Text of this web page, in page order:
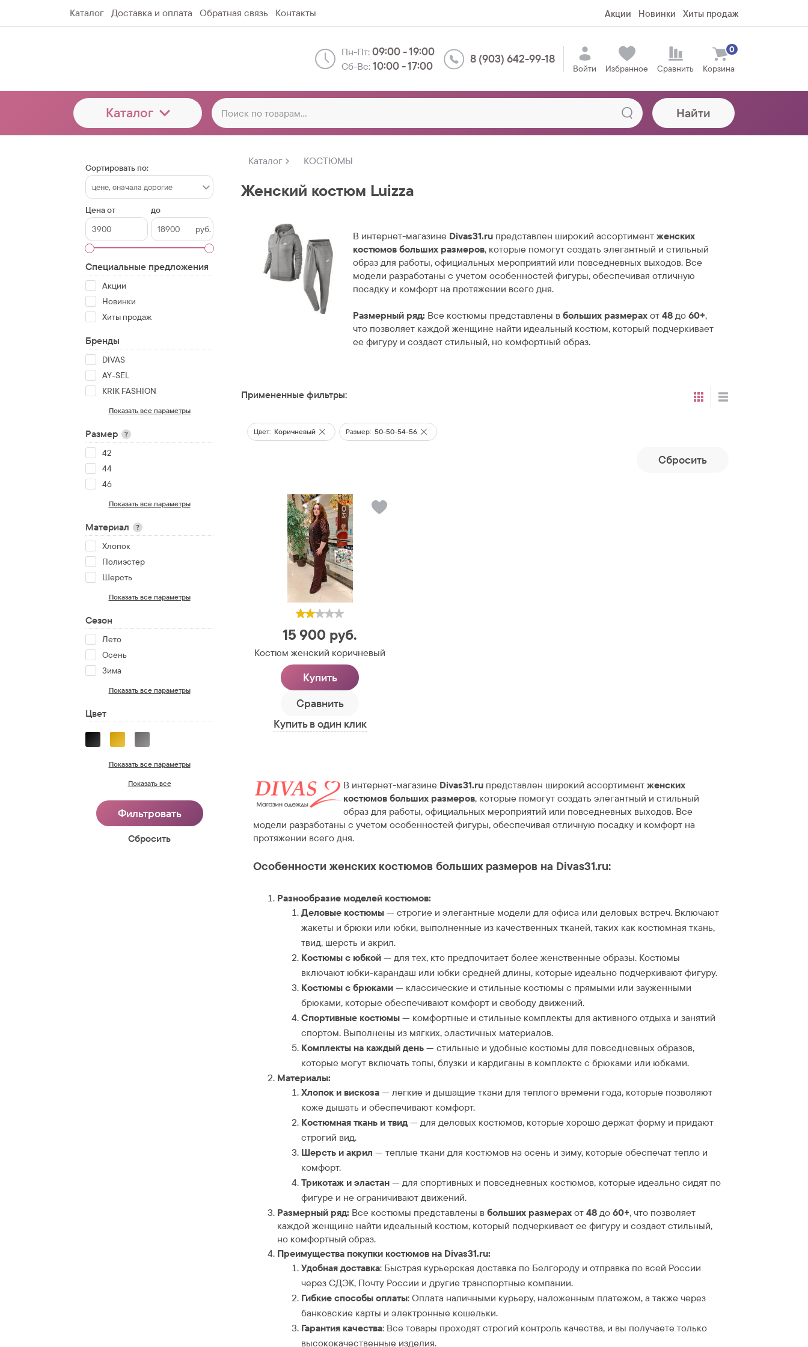
Каталог Доставка и оплата Обратная связь Контакты Акции Новинки Хиты продаж
Пн-Пт:09:00 - 19:00
Сб-Вс:10:00 - 17:00
8 (903) 642-99-18
Войти Избранное Сравнить Корзина
0
Каталог Найти
Сортировать по:
Цена от
до
руб.
Специальные предложения
Акции
Новинки
Хиты продаж
Бренды
DIVAS
AY-SEL
KRIK FASHION
Показать все параметры
Размер ?
42
44
46
Показать все параметры
Материал ?
Хлопок
Полиэстер
Шерсть
Показать все параметры
Сезон
Лето
Осень
Зима
Показать все параметры
Цвет
Показать все параметры
Показать все
Cбросить
Каталог КОСТЮМЫ
Женский костюм Luizza
В интернет-магазине Divas31.ru представлен широкий ассортиментженских
костюмов больших размеров, которые помогут создать элегантный и стильный
образ для работы, официальных мероприятий или повседневных выходов. Все
модели разработаны с учетом особенностей фигуры, обеспечивая отличную
посадку и комфорт на протяжении всего дня.
Размерный ряд: Все костюмы представлены вбольших размерахот48до60+,
что позволяет каждой женщине найти идеальный костюм, который подчеркивает
ее фигуру и создает стильный, но комфортный образ.
Примененные фильтры:
Цвет: Коричневый Размер: 50-50-54-56
Cбросить
15 900 руб.
Костюм женский коричневый
Купить
Сравнить
Купить в один клик
В интернет-магазине Divas31.ru представлен широкий ассортиментженских
костюмов больших размеров, которые помогут создать элегантный и стильный
образ для работы, официальных мероприятий или повседневных выходов. Все
модели разработаны с учетом особенностей фигуры, обеспечивая отличную посадку и комфорт на
протяжении всего дня.
Особенности женских костюмов больших размеров на Divas31.ru:
Разнообразие моделей костюмов:
Деловые костюмы— строгие и элегантные модели для офиса или деловых встреч. Включают
жакеты и брюки или юбки, выполненные из качественных тканей, таких как костюмная ткань,
твид, шерсть и акрил.
Костюмы с юбкой— для тех, кто предпочитает более женственные образы. Костюмы
включают юбки-карандаш или юбки средней длины, которые идеально подчеркивают фигуру.
Костюмы с брюками— классические и стильные костюмы с прямыми или зауженными
брюками, которые обеспечивают комфорт и свободу движений.
Спортивные костюмы— комфортные и стильные комплекты для активного отдыха и занятий
спортом. Выполнены из мягких, эластичных материалов.
Комплекты на каждый день— стильные и удобные костюмы для повседневных образов,
которые могут включать топы, блузки и кардиганы в комплекте с брюками или юбками.
Материалы:
Хлопок и вискоза— легкие и дышащие ткани для теплого времени года, которые позволяют
коже дышать и обеспечивают комфорт.
Костюмная ткань и твид— для деловых костюмов, которые хорошо держат форму и придают
строгий вид.
Шерсть и акрил — теплые ткани для костюмов на осень и зиму, которые обеспечат тепло и
комфорт.
Трикотаж и эластан— для спортивных и повседневных костюмов, которые идеально сидят по
фигуре и не ограничивают движений.
Размерный ряд: Все костюмы представлены вбольших размерахот48до60+, что позволяет
каждой женщине найти идеальный костюм, который подчеркивает ее фигуру и создает стильный,
но комфортный образ.
Преимущества покупки костюмов на Divas31.ru:
Удобная доставка: Быстрая курьерская доставка по Белгороду и отправка по всей России
через СДЭК, Почту России и другие транспортные компании.
Гибкие способы оплаты: Оплата наличными курьеру, наложенным платежом, а также через
банковские карты и электронные кошельки.
Гарантия качества: Все товары проходят строгий контроль качества, и вы получаете только
высококачественные изделия.